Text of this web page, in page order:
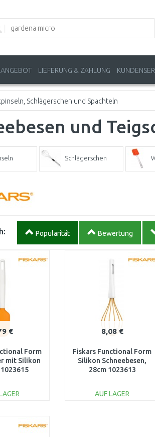
LIEFERUNG & ZAHLUNG
Schlägerschen und Spachteln
und
Schlägerschen
Popularität Bewertung
€
Form
mit Silikon
8,08 €
Fiskars Functional Form
Silikon Schneebesen,
28cm 1023613
AUF LAGER